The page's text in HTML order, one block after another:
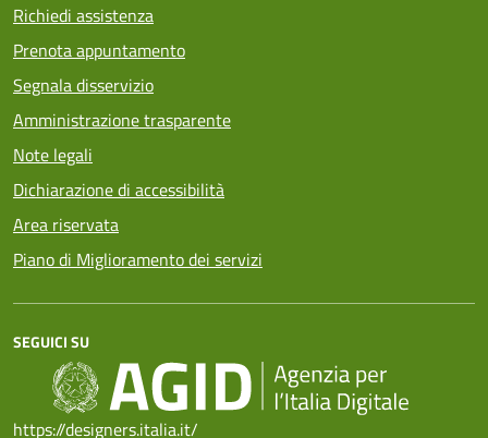
Richiedi assistenza
Prenota appuntamento
Segnala disservizio
Amministrazione trasparente
Note legali
Dichiarazione di accessibilità
Area riservata
Piano di Miglioramento dei servizi
SEGUICI SU
https://designers.italia.it/